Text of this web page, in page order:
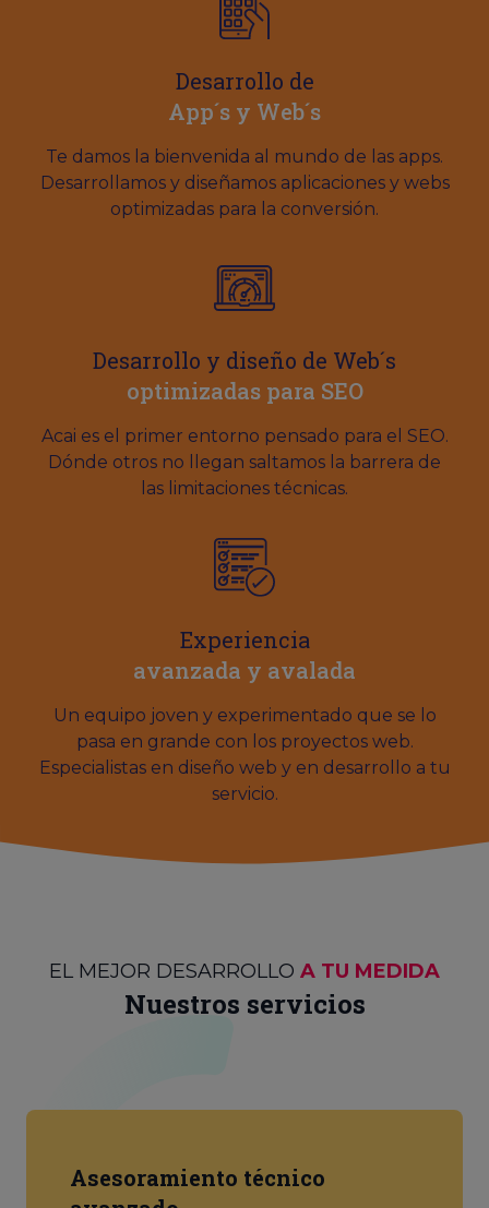
Desarrollo de
App´s y Web´s
Te damos la bienvenida al mundo de las apps.
Desarrollamos y diseñamos aplicaciones y webs
optimizadas para la conversión.
Desarrollo y diseño de Web´s
optimizadas para SEO
Acai es el primer entorno pensado para el SEO.
Dónde otros no llegan saltamos la barrera de
las limitaciones técnicas.
Experiencia
avanzada y avalada
Un equipo joven y experimentado que se lo
pasa en grande con los proyectos web.
Especialistas en diseño web y en desarrollo a tu
servicio.
EL MEJOR DESARROLLO A TU MEDIDA
Nuestros servicios
Asesoramiento técnico